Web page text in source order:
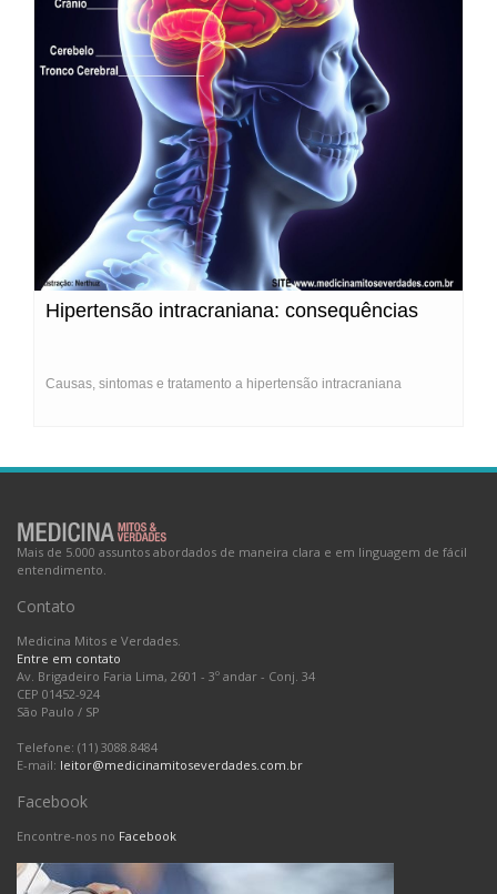
Hipertensão intracraniana: consequências
Causas, sintomas e tratamento a hipertensão intracraniana
Mais de 5.000 assuntos abordados de maneira clara e em linguagem de fácil
entendimento.
Contato
Medicina Mitos e Verdades.
Entre em contato
Av. Brigadeiro Faria Lima, 2601 - 3º andar - Conj. 34
CEP 01452-924
São Paulo / SP
Telefone: (11) 3088.8484
E-mail: leitor@medicinamitoseverdades.com.br
Facebook
Encontre-nos no Facebook